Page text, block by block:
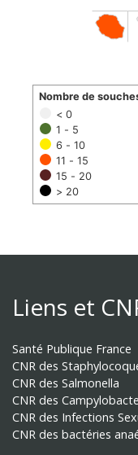
< 0
1 - 5
6 - 10
11 - 15
15 - 20
> 20
Nombre de
Liens et
Santé Publique France
CNR des
CNR des Salmonella
CNR des
CNR des Infections
CNR des bactéries